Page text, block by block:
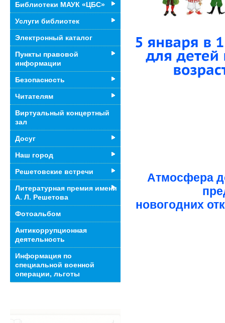
Атмосфера
новогодних
Библиотеки МАУК «ЦБС»
Услуги библиотек
Электронный каталог
Пункты правовой
информации
Безопасность
Читателям
Виртуальный концертный
зал
Досуг
Наш город
Решетовские встречи
Литературная премия имени
А. Л. Решетова
Фотоальбом
Антикоррупционная
деятельность
Информация по
специальной военной
операции, льготы